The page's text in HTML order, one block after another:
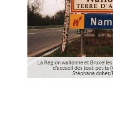
La Région wallonne et
d’accueil des tout-petits
Stephane.dohet/